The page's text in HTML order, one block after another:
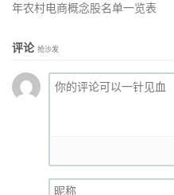
年农村电商概念股名单一览表
评论 抢沙发